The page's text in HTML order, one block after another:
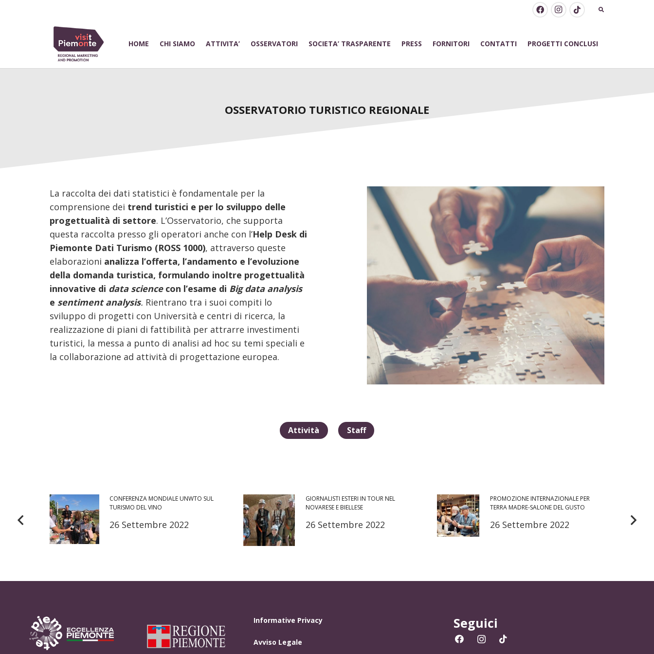
HOME CHI SIAMO ATTIVITA’ OSSERVATORI SOCIETA’ TRASPARENTE PRESS FORNITORI CONTATTI PROGETTI CONCLUSI
OSSERVATORIO TURISTICO REGIONALE
La raccolta dei dati statistici è fondamentale per la
comprensione dei trend turistici e per lo sviluppo delle
progettualità di settore. L’Osservatorio, che supporta
questa raccolta presso gli operatori anche con l’Help Desk di
Piemonte Dati Turismo (ROSS 1000), attraverso queste
elaborazioni analizza l’offerta, l’andamento e l’evoluzione
della domanda turistica, formulando inoltre progettualità
innovative di data sciencecon l’esame di Big data analysis
e sentiment analysis. Rientrano tra i suoi compiti lo
sviluppo di progetti con Università e centri di ricerca, la
realizzazione di piani di fattibilità per attrarre investimenti
turistici, la messa a punto di analisi ad hoc su temi speciali e
la collaborazione ad attività di progettazione europea.
Attività Staff
CONFERENZA MONDIALE UNWTO SUL
TURISMO DEL VINO
26 Settembre 2022
GIORNALISTI ESTERI IN TOUR NEL
NOVARESE E BIELLESE
26 Settembre 2022
PROMOZIONE INTERNAZIONALE PER
TERRA MADRE-SALONE DEL GUSTO
26 Settembre 2022
Informative Privacy
Avviso Legale
Seguici